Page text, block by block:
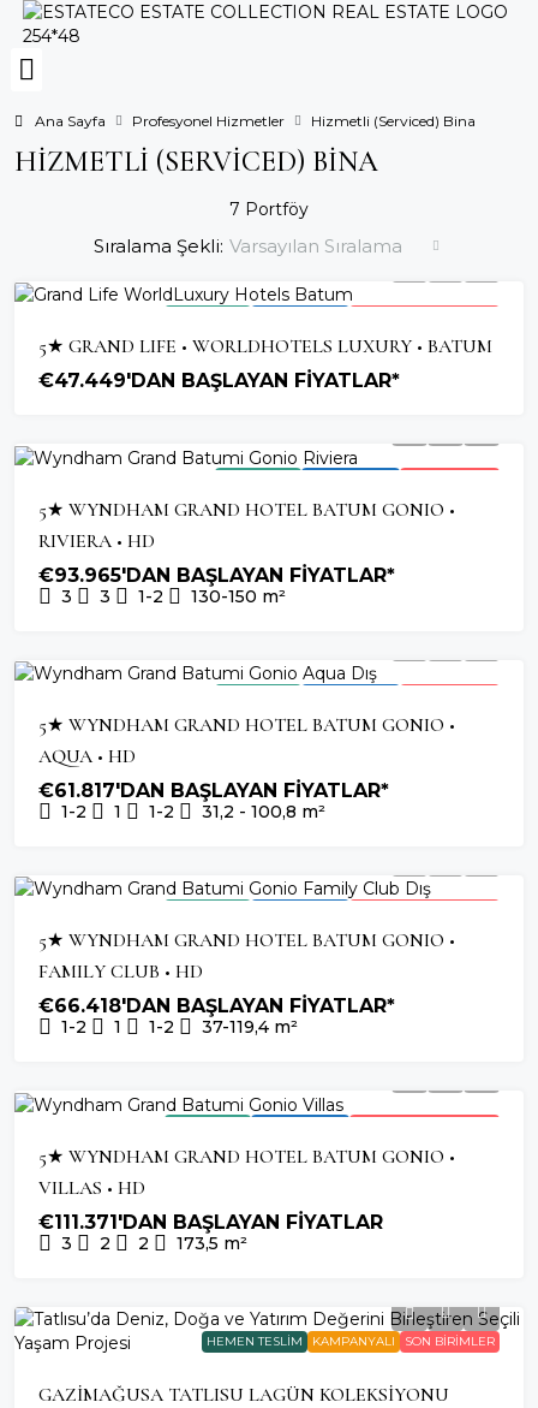
Ana Sayfa Profesyonel Hizmetler Hizmetli (Serviced) Bina
HIZMETLI (SERVICED) BINA
7 Portföy
Sıralama Şekli: Varsayılan Sıralama
5★ GRAND LIFE • WORLDHOTELS LUXURY • BATUM
€47.449'DAN BAŞLAYAN FİYATLAR*
5★ WYNDHAM GRAND HOTEL BATUM GONIO •
RIVIERA • HD
€93.965'DAN BAŞLAYAN FİYATLAR*
3 3 1-2 130-150 m²
5★ WYNDHAM GRAND HOTEL BATUM GONIO •
AQUA • HD
€61.817'DAN BAŞLAYAN FİYATLAR*
1-2 1 1-2 31,2 - 100,8 m²
5★ WYNDHAM GRAND HOTEL BATUM GONIO •
FAMILY CLUB • HD
€66.418'DAN BAŞLAYAN FİYATLAR*
1-2 1 1-2 37-119,4 m²
5★ WYNDHAM GRAND HOTEL BATUM GONIO •
VILLAS • HD
€111.371'DAN BAŞLAYAN FİYATLAR
3 2 2 173,5 m²
HEMEN TESLIM KAMPANYALI SON BIRIMLER
GAZİMAĞUSA TATLISU LAGÜN KOLEKSİYONU